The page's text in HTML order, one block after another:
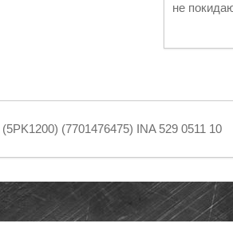
не
(7701476475) INA 529 0511 10